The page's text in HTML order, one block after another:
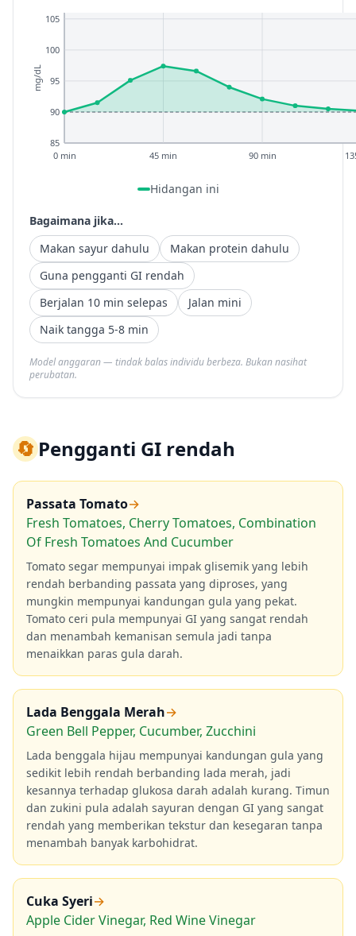
85
90
95
100
105
0 min 45 min 90 min
mg/dL
Hidangan ini
Bagaimana jika...
Makan sayur dahulu
Makan protein dahulu
Guna pengganti GI rendah
Berjalan 10 min selepas
Jalan mini
Naik tangga 5-8 min
Model anggaran — tindak balas individu berbeza. Bukan nasihat
perubatan.
🔄Pengganti GI rendah
Passata Tomato→
Fresh Tomatoes, Cherry Tomatoes, Combination
Of Fresh Tomatoes And Cucumber
Tomato segar mempunyai impak glisemik yang lebih
rendah berbanding passata yang diproses, yang
mungkin mempunyai kandungan gula yang pekat.
Tomato ceri pula mempunyai GI yang sangat rendah
dan menambah kemanisan semula jadi tanpa
menaikkan paras gula darah.
Lada Benggala Merah→
Green Bell Pepper, Cucumber, Zucchini
Lada benggala hijau mempunyai kandungan gula yang
sedikit lebih rendah berbanding lada merah, jadi
kesannya terhadap glukosa darah adalah kurang. Timun
dan zukini pula adalah sayuran dengan GI yang sangat
rendah yang memberikan tekstur dan kesegaran tanpa
menambah banyak karbohidrat.
Cuka Syeri→
Apple Cider Vinegar, Red Wine Vinegar